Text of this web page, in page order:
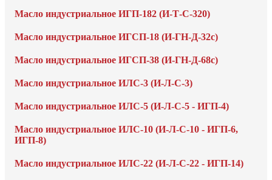
Масло индустриальное ИГП-182 (И-Т-С-320)
Масло индустриальное ИГСП-18 (И-ГН-Д-32с)
Масло индустриальное ИГСП-38 (И-ГН-Д-68с)
Масло индустриальное ИЛС-3 (И-Л-С-3)
Масло индустриальное ИЛС-5 (И-Л-С-5 - ИГП-4)
Масло индустриальное ИЛС-10 (И-Л-С-10 - ИГП-6,
ИГП-8)
Масло индустриальное ИЛС-22 (И-Л-С-22 - ИГП-14)